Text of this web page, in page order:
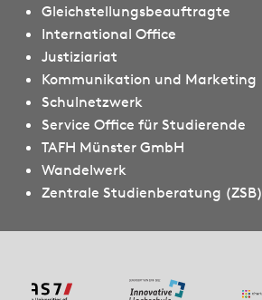
Gleichstellungsbeauftragte
International Office
Justiziariat
Kommunikation und Marketing
Schulnetzwerk
Service Office für Studierende
TAFH Münster GmbH
Wandelwerk
Zentrale Studienberatung (ZSB)